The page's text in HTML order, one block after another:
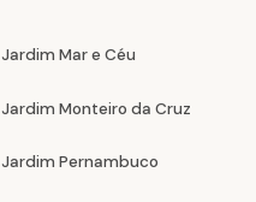
Jardim Mar e Céu
Jardim Monteiro da Cruz
Jardim Pernambuco